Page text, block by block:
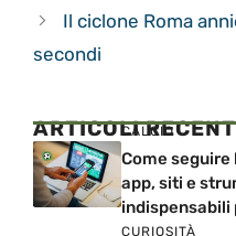
Il ciclone Roma
secondi
ARTICOLICALCIO
Come seguire
app, siti e
indispensabili
CURIOSITÀ